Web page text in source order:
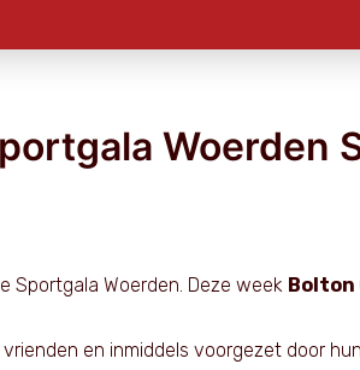
Woerden
Sportgala Woerden. Deze week Bolton
en inmiddels voorgezet door